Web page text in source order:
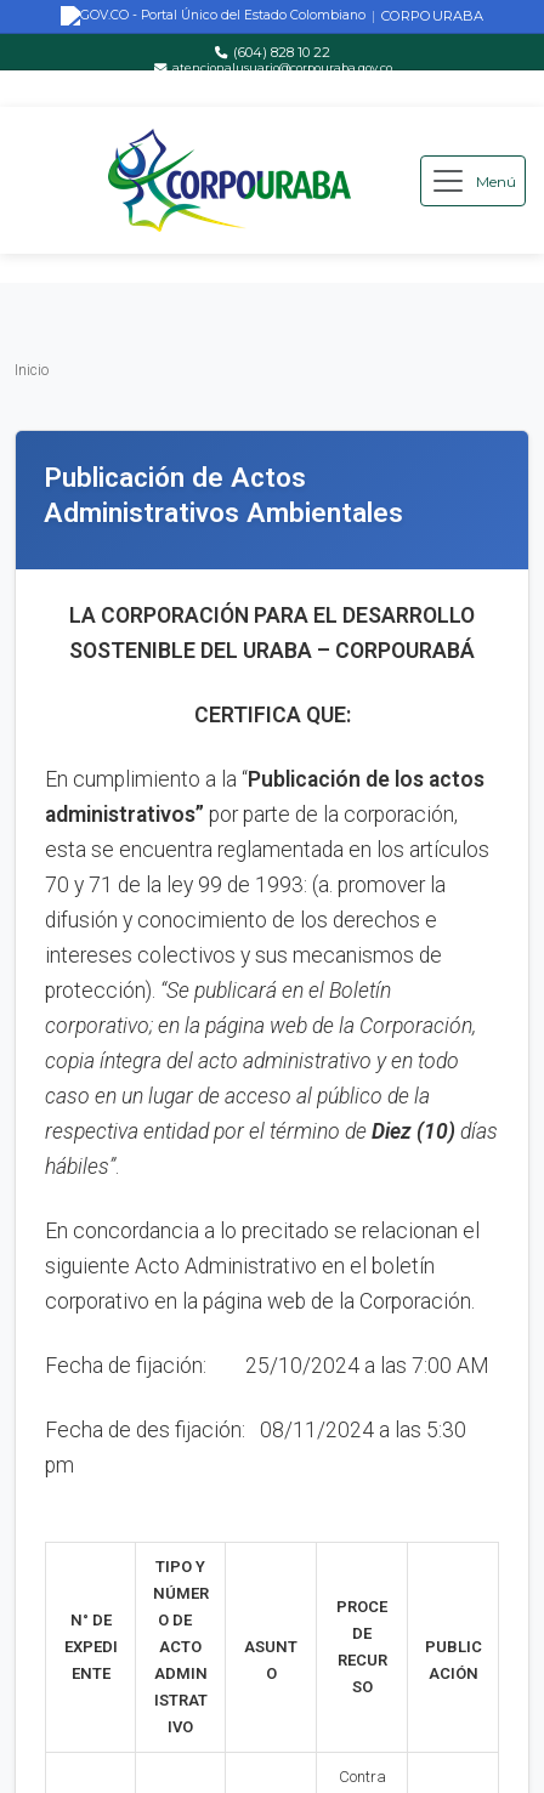
Saltar al contenido principal
| CORPOURABA
(604) 828 10 22
atencionalusuario@corpouraba.gov.co
Menú
Inicio
Publicación de Actos
Administrativos Ambientales
LA CORPORACIÓN PARA EL DESARROLLO
SOSTENIBLE DEL URABA – CORPOURABÁ
CERTIFICA QUE:
En cumplimiento a la “Publicación de los actos
administrativos” por parte de la corporación,
esta se encuentra reglamentada en los artículos
70 y 71 de la ley 99 de 1993: (a. promover la
difusión y conocimiento de los derechos e
intereses colectivos y sus mecanismos de
protección). “Se publicará en el Boletín
corporativo; en la página web de la Corporación,
copia íntegra del acto administrativo y en todo
caso en un lugar de acceso al público de la
respectiva entidad por el término de Diez (10) días
hábiles”.
En concordancia a lo precitado se relacionan el
siguiente Acto Administrativo en el boletín
corporativo en la página web de la Corporación.
Fecha de fijación: 25/10/2024 a las 7:00 AM
Fecha de des fijación: 08/11/2024 a las 5:30
pm
N° DE
EXPEDI
ENTE
TIPO Y
NÚMER
O DE
ACTO
ADMIN
ISTRAT
IVO
ASUNT
O
PROCE
DE
RECUR
SO
PUBLIC
ACIÓN
Contra